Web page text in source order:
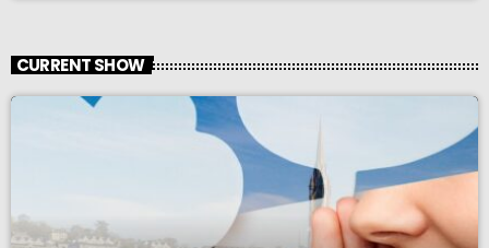
CURRENT SHOW